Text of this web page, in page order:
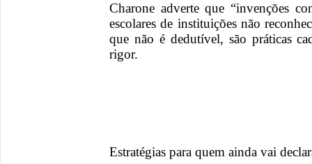
Charone adverte que “invenções
escolares de instituições não
que não é dedutível, são práticas
rigor.
Estratégias para quem ainda vai